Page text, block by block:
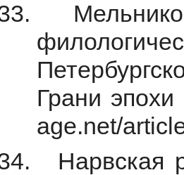
Грани
age.net/
Нарвская